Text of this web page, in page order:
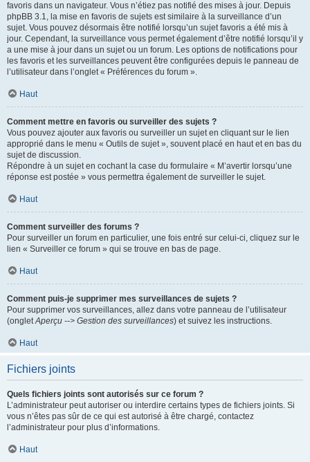
favoris dans un navigateur. Vous n’étiez pas notifié des mises à jour. Depuis
phpBB 3.1, la mise en favoris de sujets est similaire à la surveillance d’un
sujet. Vous pouvez désormais être notifié lorsqu’un sujet favoris a été mis à
jour. Cependant, la surveillance vous permet également d’être notifié lorsqu’il y
a une mise à jour dans un sujet ou un forum. Les options de notifications pour
les favoris et les surveillances peuvent être configurées depuis le panneau de
l’utilisateur dans l’onglet « Préférences du forum ».
Haut
Comment mettre en favoris ou surveiller des sujets ?
Vous pouvez ajouter aux favoris ou surveiller un sujet en cliquant sur le lien
approprié dans le menu « Outils de sujet », souvent placé en haut et en bas du
sujet de discussion.
Répondre à un sujet en cochant la case du formulaire « M’avertir lorsqu’une
réponse est postée » vous permettra également de surveiller le sujet.
Haut
Comment surveiller des forums ?
Pour surveiller un forum en particulier, une fois entré sur celui-ci, cliquez sur le
lien « Surveiller ce forum » qui se trouve en bas de page.
Haut
Comment puis-je supprimer mes surveillances de sujets ?
Pour supprimer vos surveillances, allez dans votre panneau de l’utilisateur
(ongletAperçu --> Gestion des surveillances) et suivez les instructions.
Haut
Fichiers joints
Quels fichiers joints sont autorisés sur ce forum ?
L’administrateur peut autoriser ou interdire certains types de fichiers joints. Si
vous n’êtes pas sûr de ce qui est autorisé à être chargé, contactez
l’administrateur pour plus d’informations.
Haut